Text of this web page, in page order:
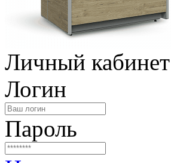
Личный кабинет
Логин
Пароль